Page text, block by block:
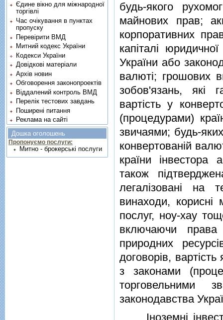
будь-якого
майнових прав;
корпоративних
капiталi
України або
валютi; грошових
зобов'язань, якi
вартiсть у
(процедурами)
звичаями; будь-
конвертованiй
країни iнвестора
також
легалiзованi на
винаходи, кориснi
послуг, ноу-хау
включаючи права
природних
договорiв,
з законами
торговельними
законодавства
Iноземнi
Єдине вікно для міжнародної
торгівлі
Час очікування в пунктах
пропуску
Перевірити ВМД
Митний кодекс України
Кодекси України
Довідкові матеріали
Архів новин
Обговорення законопроектів
Віддалений контроль ВМД
Перелік тестових завдань
Поширені питання
Реклама на сайті
Дошка оголошень
Пропонуємо послуги:
Митно - брокерські послуги